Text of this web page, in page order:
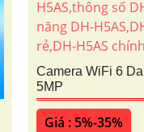
Camera WiFi 6
5MP
Giá : 5%-35%